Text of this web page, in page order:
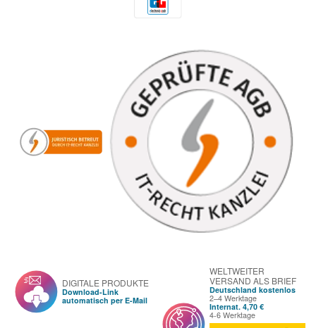
DIGITALE PRODUKTE
Download-Link
automatisch per E-Mail
WELTWEITER
VERSAND ALS BRIEF
Deutschland kostenlos
2–4 Werktage
Internat. 4,70 €
4-6 Werktage